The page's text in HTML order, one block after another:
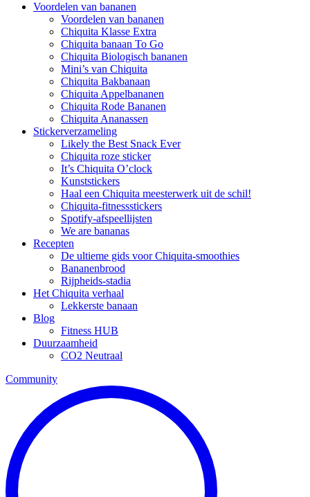
Voordelen van bananen
Voordelen van bananen
Chiquita Klasse Extra
Chiquita banaan To Go
Chiquita Biologisch bananen
Mini’s van Chiquita
Chiquita Bakbanaan
Chiquita Appelbananen
Chiquita Rode Bananen
Chiquita Ananassen
Stickerverzameling
Likely the Best Snack Ever
Chiquita roze sticker
It’s Chiquita O’clock
Kunststickers
Haal een Chiquita meesterwerk uit de schil!
Chiquita-fitnessstickers
Spotify-afspeellijsten
We are bananas
Recepten
De ultieme gids voor Chiquita-smoothies
Bananenbrood
Rijpheids-stadia
Het Chiquita verhaal
Lekkerste banaan
Blog
Fitness HUB
Duurzaamheid
CO2 Neutraal
Community